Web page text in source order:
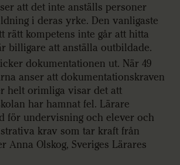
att det inte anställs personer
i deras yrke. Den vanligaste
rätt kompetens inte går att hitta
billigare att anställa outbildade.
dokumentationen ut. När 49
anser att dokumentationskraven
helt orimliga visar det att
har hamnat fel. Lärare
för undervisning och elever och
krav som tar kraft från
Anna Olskog, Sveriges Lärares